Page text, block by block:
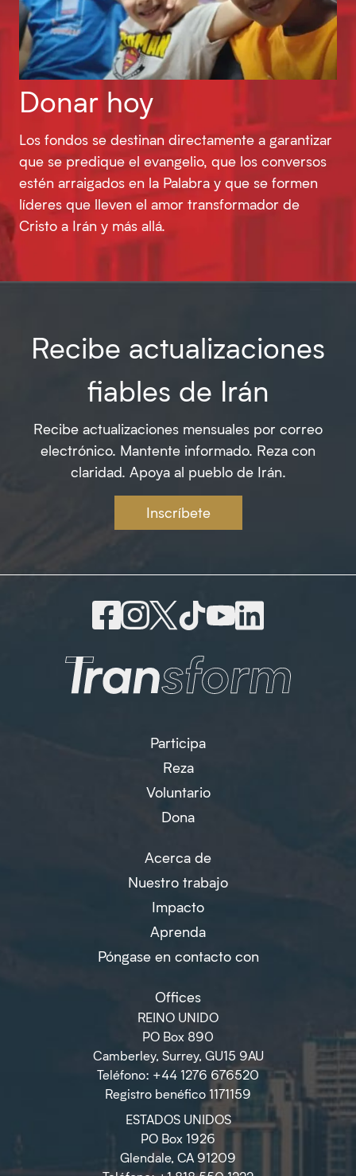
Donar hoy
Los fondos se destinan directamente a garantizar
que se predique el evangelio, que los conversos
estén arraigados en la Palabra y que se formen
líderes que lleven el amor transformador de
Cristo a Irán y más allá.
Recibe actualizaciones
fiables de Irán
Recibe actualizaciones mensuales por correo
electrónico. Mantente informado. Reza con
claridad. Apoya al pueblo de Irán.
Inscríbete
Participa
Reza
Voluntario
Dona
Acerca de
Nuestro trabajo
Impacto
Aprenda
Póngase en contacto con
Offices
REINO UNIDO
PO Box 890
Camberley, Surrey, GU15 9AU
Teléfono: +44 1276 676520
Registro benéfico 1171159
ESTADOS UNIDOS
PO Box 1926
Glendale, CA 91209